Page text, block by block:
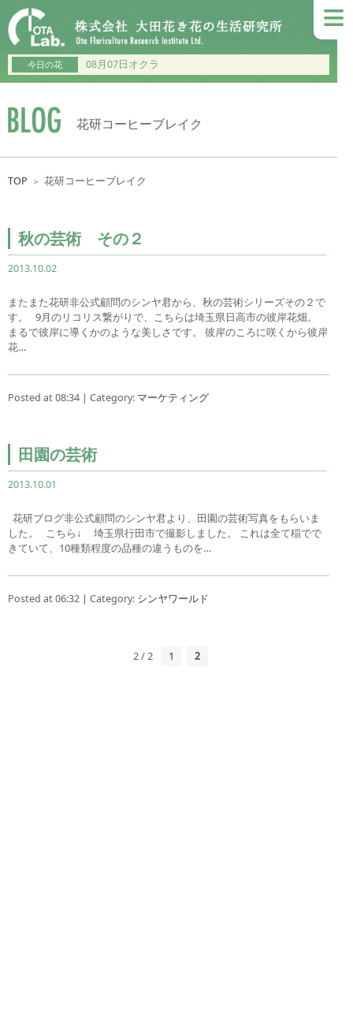
≡
今日の花 08月07日オクラ
花研コーヒーブレイク
TOP ＞ 花研コーヒーブレイク
秋の芸術 その２
2013.10.02
またまた花研非公式顧問のシンヤ君から、秋の芸術シリーズその２で
す。 9月のリコリス繋がりで、こちらは埼玉県日高市の彼岸花畑。
まるで彼岸に導くかのような美しさです。 彼岸のころに咲くから彼岸
花…
Posted at 08:34 | Category: マーケティング
田園の芸術
2013.10.01
花研ブログ非公式顧問のシンヤ君より、田園の芸術写真をもらいま
した。 こちら↓ 埼玉県行田市で撮影しました。 これは全て稲でで
きていて、10種類程度の品種の違うものを…
Posted at 06:32 | Category: シンヤワールド
2 / 2 1 2